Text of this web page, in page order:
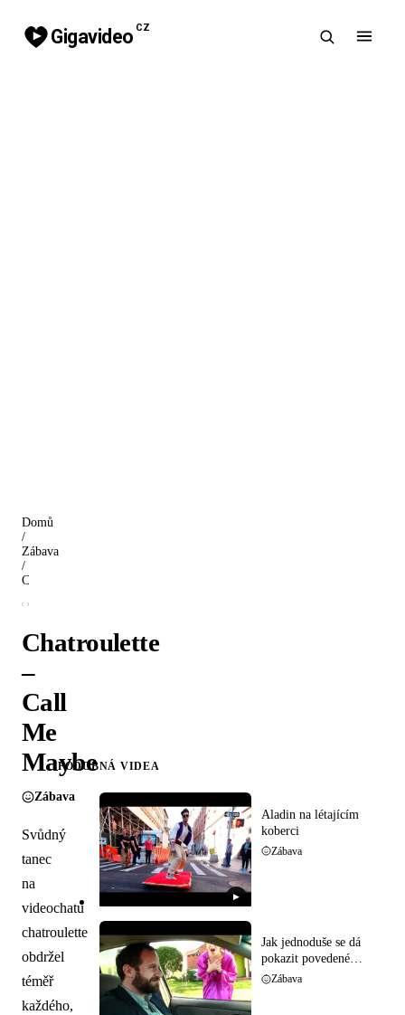
Gigavideo CZ
Domů
/
Zábava
/
Chatroulette
–
Call
Me
Maybe
Zábava
Svůdný
tanec
na
videochatu
chatroulette
obdržel
téměř
každého,
PODOBNÁ VIDEA
▶
Aladin na létajícím
koberci
Zábava
Jak jednoduše se dá
pokazit povedené
rande
Zábava